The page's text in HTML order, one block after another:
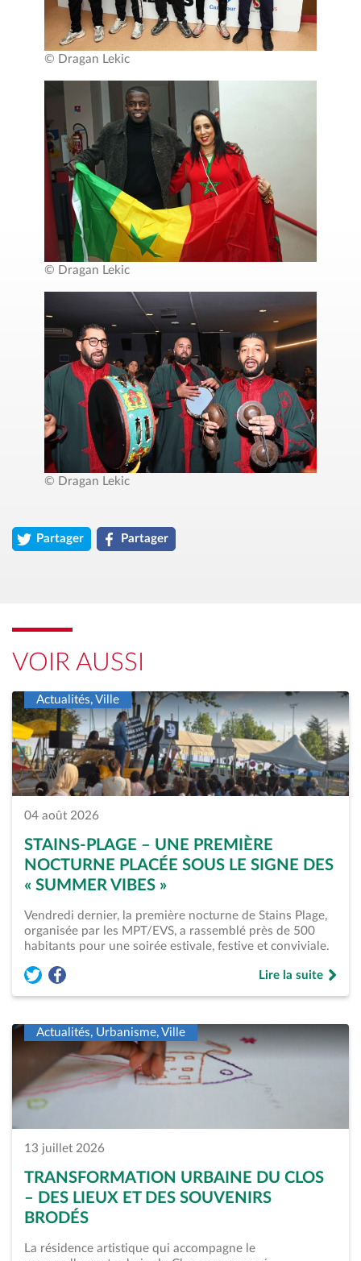
© Dragan Lekic
© Dragan Lekic
© Dragan Lekic
Partager
l'article « Association Prolongations &#8211; Une finale de
Partager
l'article « Association Prolongations &#8211;
VOIR AUSSI
Actualités, Ville
04 août 2026
STAINS-PLAGE – UNE PREMIÈRE
NOCTURNE PLACÉE SOUS LE SIGNE DES
« SUMMER VIBES »
Vendredi dernier, la première nocturne de Stains Plage,
organisée par les MPT/EVS, a rassemblé près de 500
habitants pour une soirée estivale, festive et conviviale.
Partager l'article « Stains-Plage – Une première nocturne
Partager l'article « Stains-Plage – Une première
Lire la suite
de « Stains-Plage
Actualités, Urbanisme, Ville
13 juillet 2026
TRANSFORMATION URBAINE DU CLOS
– DES LIEUX ET DES SOUVENIRS
BRODÉS
La résidence artistique qui accompagne le